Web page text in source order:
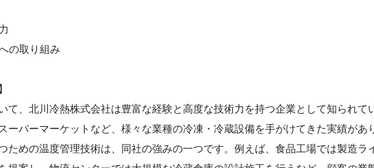
の取り組み
て、北川冷熱株式会社は豊富な経験と高度な技術力を持つ企業として知られて
ーパーマーケットなど、様々な業種の冷凍・冷蔵設備を手がけてきた実績があ
ための温度管理技術は、同社の強みの一つです。例えば、食品工場では製造ラ